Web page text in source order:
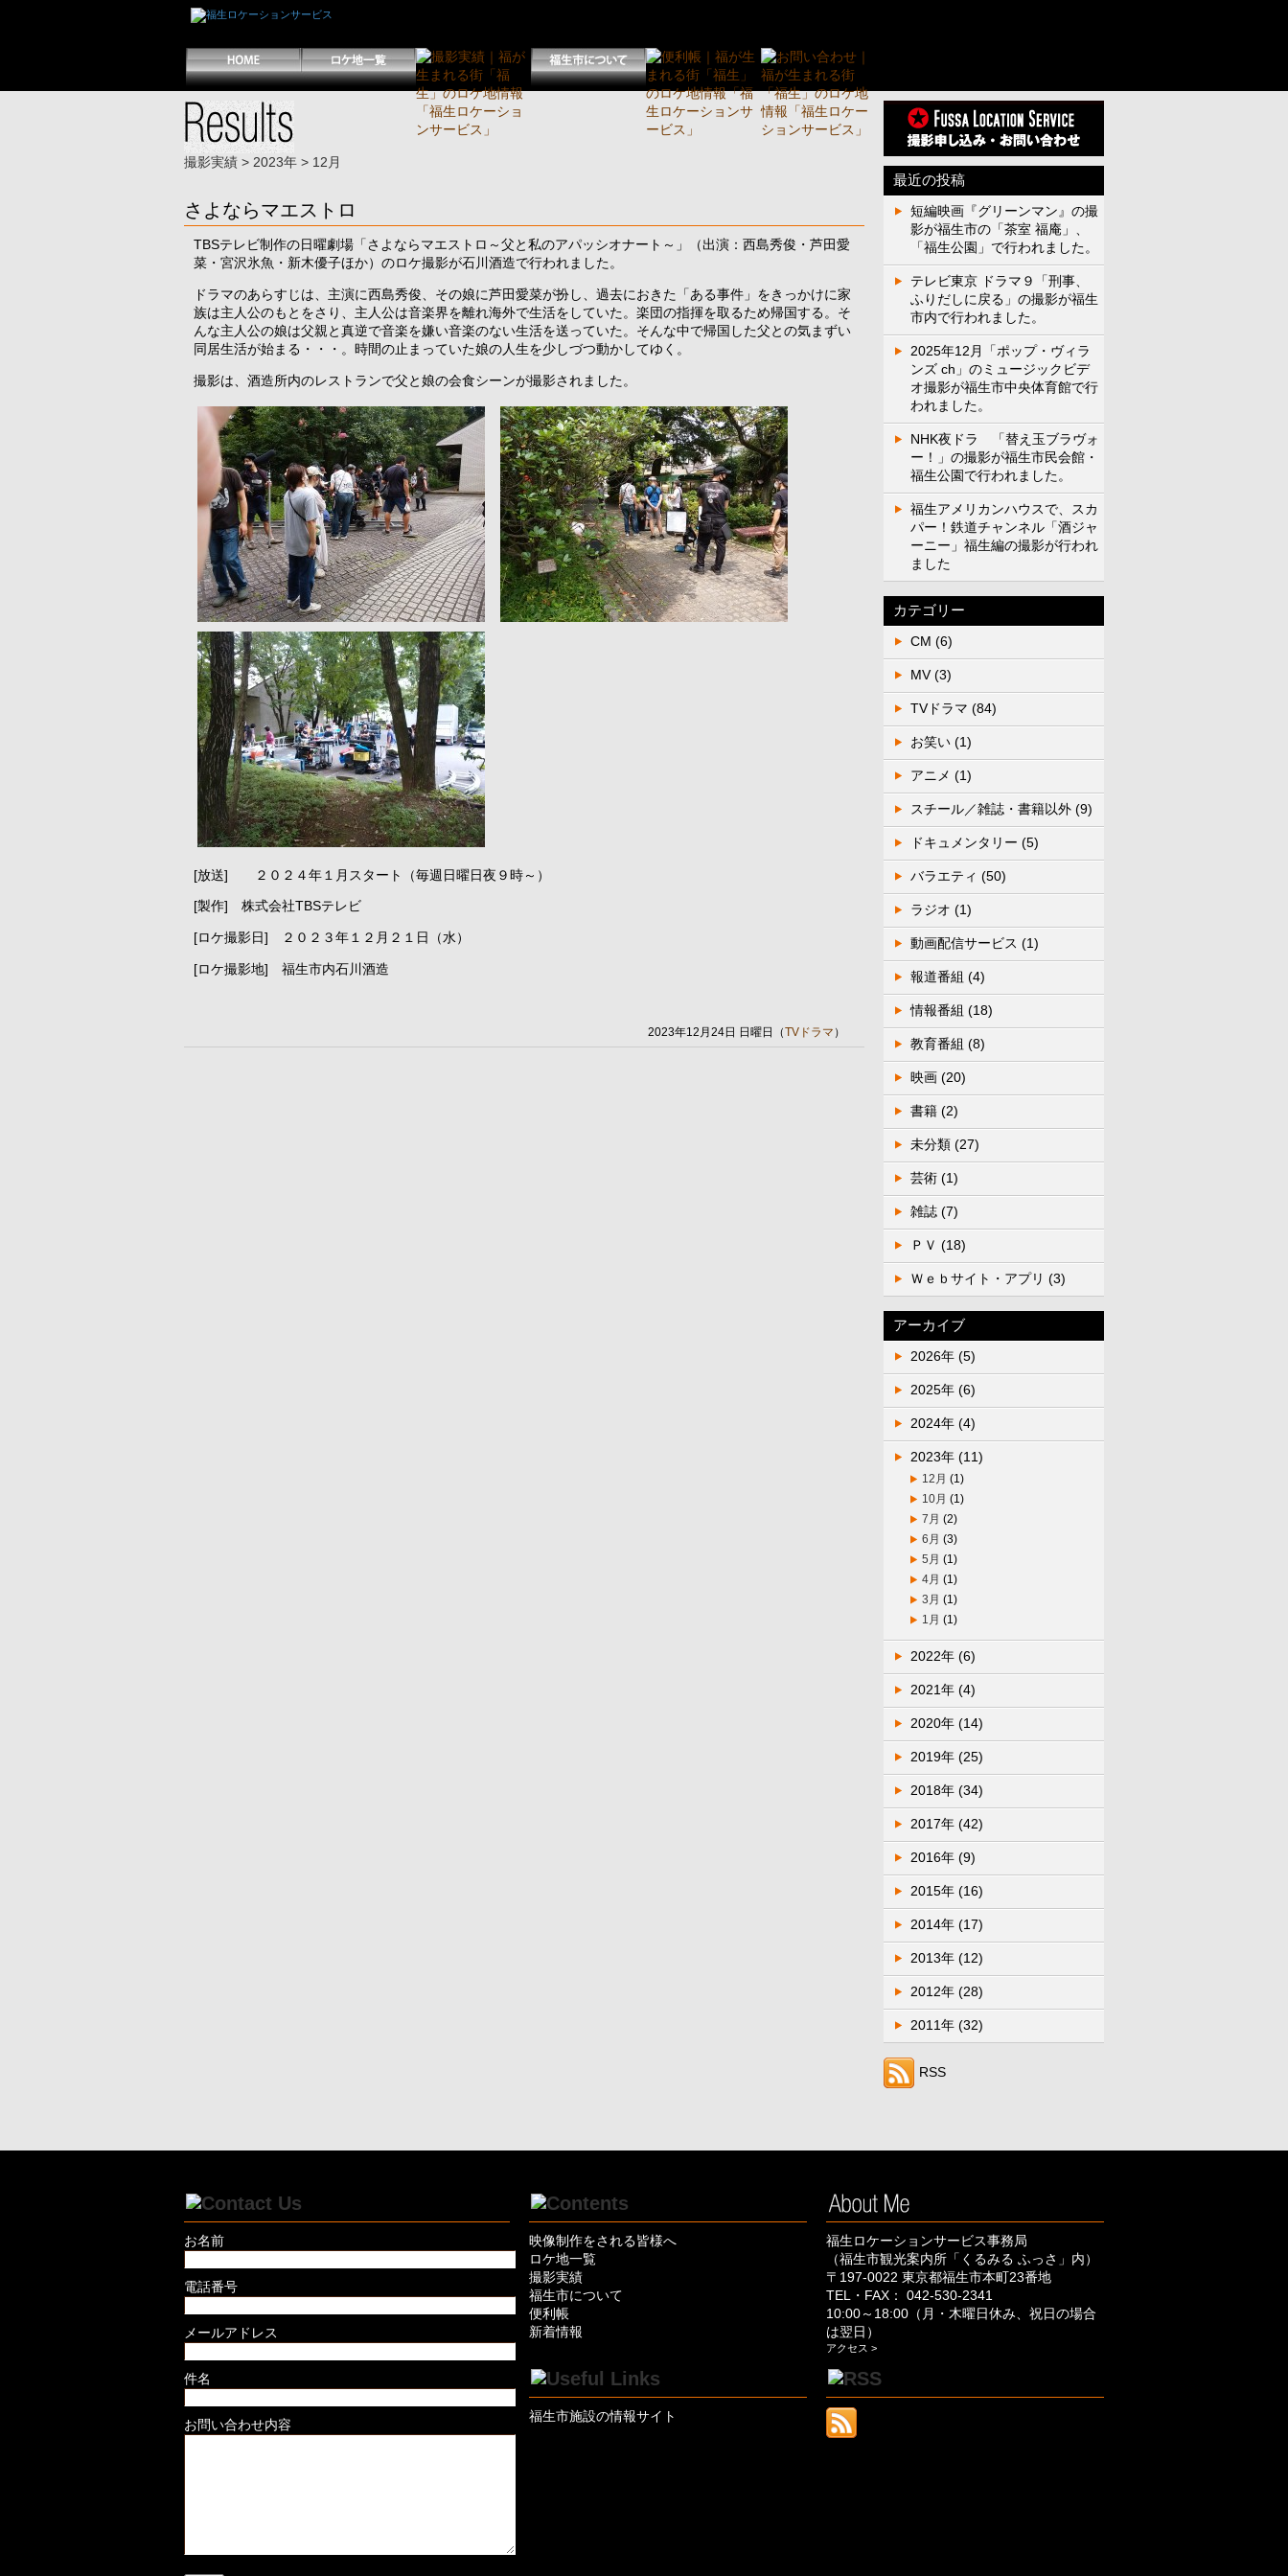
撮影実績 > 2023年 > 12月
さよならマエストロ
TBSテレビ制作の日曜劇場「さよならマエストロ～父と私のアパッシオナート～」（出演：西島秀俊・芦田愛
菜・宮沢氷魚・新木優子ほか）のロケ撮影が石川酒造で行われました。
ドラマのあらすじは、主演に西島秀俊、その娘に芦田愛菜が扮し、過去におきた「ある事件」をきっかけに家
族は主人公のもとをさり、主人公は音楽界を離れ海外で生活をしていた。楽団の指揮を取るため帰国する。そ
んな主人公の娘は父親と真逆で音楽を嫌い音楽のない生活を送っていた。そんな中で帰国した父との気まずい
同居生活が始まる・・・。時間の止まっていた娘の人生を少しづつ動かしてゆく。
撮影は、酒造所内のレストランで父と娘の会食シーンが撮影されました。
[放送] ２０２４年１月スタート（毎週日曜日夜９時～）
[製作] 株式会社TBSテレビ
[ロケ撮影日] ２０２３年１２月２１日（水）
[ロケ撮影地] 福生市内石川酒造
2023年12月24日 日曜日（TVドラマ ）
最近の投稿
短編映画『グリーンマン』の撮
影が福生市の「茶室 福庵」、
「福生公園」で行われました。
テレビ東京 ドラマ９「刑事、
ふりだしに戻る」の撮影が福生
市内で行われました。
2025年12月「ポップ・ヴィラ
ンズ ch」のミュージックビデ
オ撮影が福生市中央体育館で行
われました。
NHK夜ドラ 「替え玉ブラヴォ
ー！」の撮影が福生市民会館・
福生公園で行われました。
福生アメリカンハウスで、スカ
パー！鉄道チャンネル「酒ジャ
ーニー」福生編の撮影が行われ
ました
カテゴリー
CM (6)
MV(3)
TVドラマ (84)
お笑い (1)
アニメ (1)
スチール／雑誌・書籍以外 (9)
ドキュメンタリー (5)
バラエティ (50)
ラジオ (1)
動画配信サービス (1)
報道番組 (4)
情報番組 (18)
教育番組 (8)
映画 (20)
書籍 (2)
未分類 (27)
芸術 (1)
雑誌 (7)
ＰＶ (18)
Ｗｅｂサイト・アプリ (3)
アーカイブ
2026年 (5)
2025年 (6)
2024年 (4)
2023年 (11)
12月 (1)
10月 (1)
7月 (2)
6月 (3)
5月 (1)
4月 (1)
3月 (1)
1月 (1)
2022年 (6)
2021年 (4)
2020年 (14)
2019年 (25)
2018年 (34)
2017年 (42)
2016年 (9)
2015年 (16)
2014年 (17)
2013年 (12)
2012年 (28)
2011年 (32)
RSS
お名前
電話番号
メールアドレス
件名
お問い合わせ内容
映像制作をされる皆様へ
ロケ地一覧
撮影実績
福生市について
便利帳
新着情報
福生市施設の情報サイト
福生ロケーションサービス事務局
（福生市観光案内所「くるみる ふっさ」内）
〒197-0022 東京都福生市本町23番地
TEL・FAX： 042-530-2341
10:00～18:00（月・木曜日休み、祝日の場合
は翌日）
アクセス >